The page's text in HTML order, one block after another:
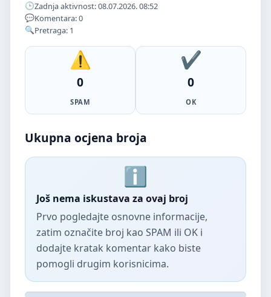
Zadnja aktivnost: 08.07.2026. 08:52
Komentara: 0
Pretraga: 1
0
SPAM
0
OK
Ukupna ocjena broja
Još nema iskustava za ovaj broj
Prvo pogledajte osnovne informacije,
zatim označite broj kao SPAM ili OK i
dodajte kratak komentar kako biste
pomogli drugim korisnicima.